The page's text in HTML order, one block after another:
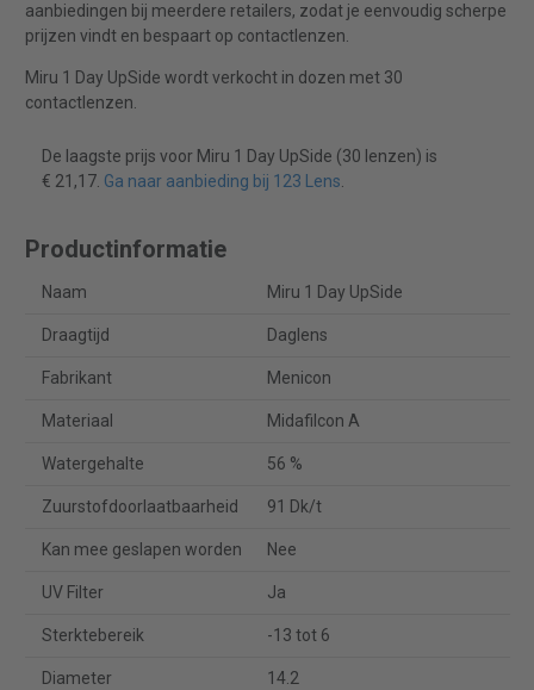
aanbiedingen bij meerdere retailers, zodat je eenvoudig scherpe
prijzen vindt en bespaart op contactlenzen.
Miru 1 Day UpSide wordt verkocht in dozen met 30
contactlenzen.
De laagste prijs voor Miru 1 Day UpSide (30 lenzen) is
€ 21,17. Ga naar aanbieding bij 123 Lens.
Productinformatie
Naam Miru 1 Day UpSide
Draagtijd Daglens
Fabrikant Menicon
Materiaal Midafilcon A
Watergehalte 56 %
Zuurstofdoorlaatbaarheid 91 Dk/t
Kan mee geslapen worden Nee
UV Filter Ja
Sterktebereik -13 tot 6
Diameter 14.2